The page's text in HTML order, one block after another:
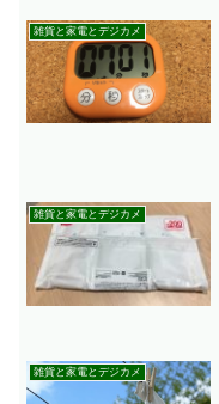
雑貨と家電とデジカメ
雑貨と家電とデジカメ
雑貨と家電とデジカメ